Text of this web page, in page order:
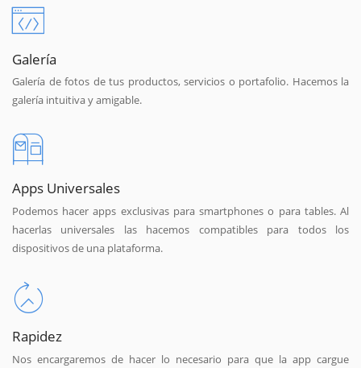
Galería
Galería de fotos de tus productos, servicios o portafolio. Hacemos la
galería intuitiva y amigable.
Apps Universales
Podemos hacer apps exclusivas para smartphones o para tables. Al
hacerlas universales las hacemos compatibles para todos los
dispositivos de una plataforma.
Rapidez
Nos encargaremos de hacer lo necesario para que la app cargue